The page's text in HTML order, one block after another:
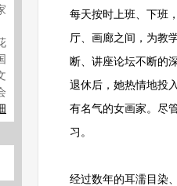
每天按时上班、下班
厅、画廊之间，为教
断、讲座论坛不断的
退休后，她热情地投
有名气的女画家。尽
习。
经过数年的耳濡目染